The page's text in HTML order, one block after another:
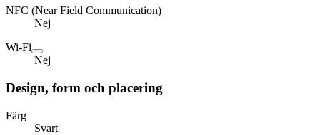
NFC (Near Field Communication)
Nej
Wi-Fi
Nej
Design, form och placering
Färg
Svart